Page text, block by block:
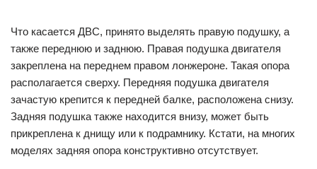
Что касается ДВС, принято выделять правую подушку, а
также переднюю и заднюю. Правая подушка двигателя
закреплена на переднем правом лонжероне. Такая опора
располагается сверху. Передняя подушка двигателя
зачастую крепится к передней балке, расположена снизу.
Задняя подушка также находится внизу, может быть
прикреплена к днищу или к подрамнику. Кстати, на многих
моделях задняя опора конструктивно отсутствует.